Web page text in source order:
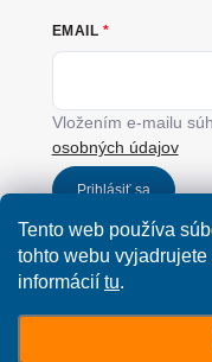
Tento web používa
tohto webu
informácií tu.
EMAIL
Vložením e-mailu
osobných údajov
Prihlásiť sa